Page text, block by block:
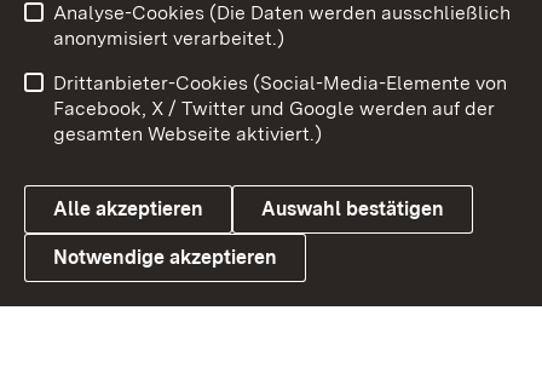
Link zum Landesportal
Benutzungshinweise
Barrierefreiheit
Datenschutz
Cookies
Analyse-Cookies (Die Daten werden ausschließlich
anonymisiert verarbeitet.)
Drittanbieter-Cookies (Social-Media-Elemente von
Facebook, X / Twitter und Google werden auf der
gesamten Webseite aktiviert.)
Alle akzeptieren Auswahl bestätigen
Notwendige akzeptieren